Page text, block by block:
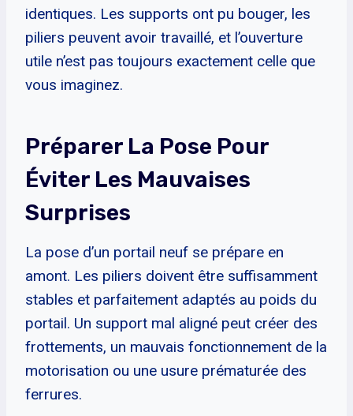
identiques. Les supports ont pu bouger, les
piliers peuvent avoir travaillé, et l’ouverture
utile n’est pas toujours exactement celle que
vous imaginez.
Préparer La Pose Pour
Éviter Les Mauvaises
Surprises
La pose d’un portail neuf se prépare en
amont. Les piliers doivent être suffisamment
stables et parfaitement adaptés au poids du
portail. Un support mal aligné peut créer des
frottements, un mauvais fonctionnement de la
motorisation ou une usure prématurée des
ferrures.